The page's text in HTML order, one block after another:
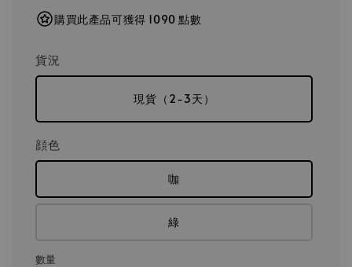
購買此產品可獲得 1090 點數
貨況
現貨（2-3天）
顔色
咖
綠
數量